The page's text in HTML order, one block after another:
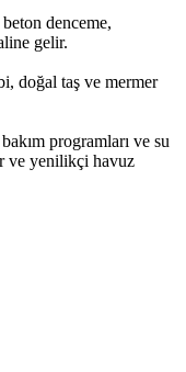
denceme,
gelir.
doğal taş ve mermer
programları ve su
ve yenilikçi havuz